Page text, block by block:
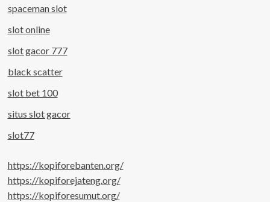
spaceman slot
slot online
slot gacor 777
black scatter
slot bet 100
situs slot gacor
slot77
https://kopiforebanten.org/
https://kopiforejateng.org/
https://kopiforesumut.org/